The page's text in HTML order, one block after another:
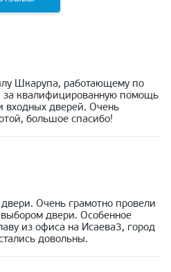
Шкарупа, работающему по
за квалифицированную помощь
входных дверей. Очень
большое спасибо!
Очень грамотно провели
двери. Особенное
из офиса на Исаева3, город
довольны.